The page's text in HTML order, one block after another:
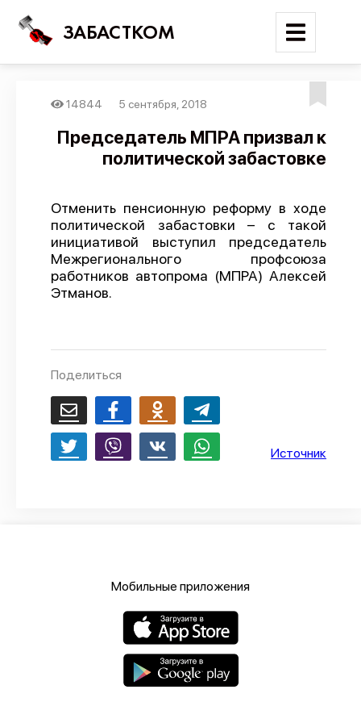
ЗАБАСТКОМ
Поиск
Карта событий
Трудовые конфликты
Отчеты
Предложить публикацию
Политика конфиденциальности
14844 5 сентября, 2018
Председатель МПРА призвал к
политической забастовке
Отменить пенсионную реформу в ходе
политической забастовки – с такой
инициативой выступил председатель
Межрегионального профсоюза
работников автопрома (МПРА) Алексей
Этманов.
Поделиться
Источник
Мобильные приложения